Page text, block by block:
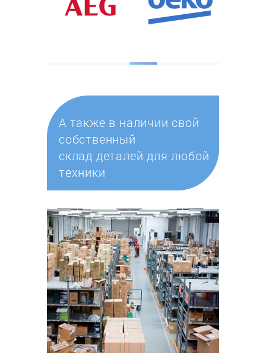
А также в наличии свой
собственный
склад деталей для любой
техники